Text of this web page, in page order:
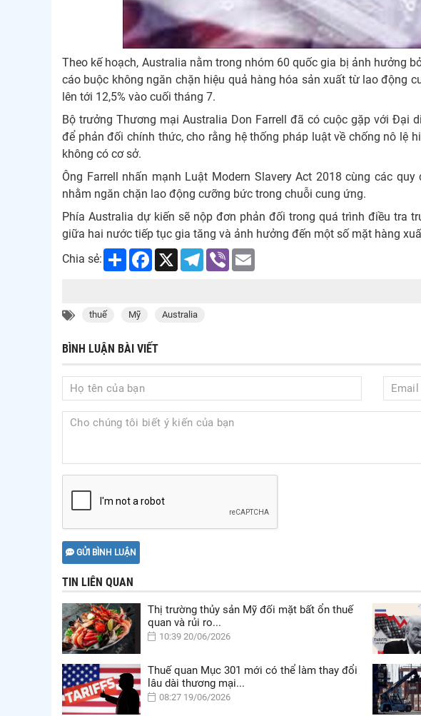
Theo kế hoạch, Australia nằm trong nhóm 60 quốc gia bị ảnh hưởng
cáo buộc không ngăn chặn hiệu quả hàng hóa sản xuất từ lao động
lên tới 12,5% vào cuối tháng 7.
Bộ trưởng Thương mại Australia Don Farrell đã có cuộc gặp với Đại
để phản đối chính thức, cho rằng hệ thống pháp luật về chống nô lệ
không có cơ sở.
Ông Farrell nhấn mạnh Luật Modern Slavery Act 2018 cùng các
nhằm ngăn chặn lao động cưỡng bức trong chuỗi cung ứng.
Phía Australia dự kiến sẽ nộp đơn phản đối trong quá trình điều tra
giữa hai nước tiếp tục gia tăng và ảnh hưởng đến một số mặt hàng
Chia sẻ:
Share Facebook
X Telegram
Viber
thuế Mỹ Australia
BÌNH LUẬN BÀI VIẾT
GỬI BÌNH LUẬN
TIN LIÊN QUAN
Thị trường thủy sản Mỹ đối mặt bất ổn thuế
quan và rủi ro...
10:39 20/06/2026
Thuế quan Mục 301 mới có thể làm thay đổi
lâu dài thương mại...
08:27 19/06/2026